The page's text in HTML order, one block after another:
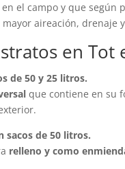
en el campo y que según
aireación, drenaje
en Tot
de 50 y 25 litros.
que contiene en su
sacos de 50 litros.
relleno y como